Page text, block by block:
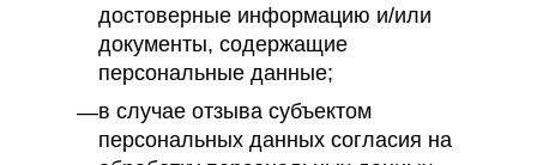
достоверные информацию и/или
документы, содержащие
персональные данные;
в случае отзыва субъектом
персональных данных согласия на